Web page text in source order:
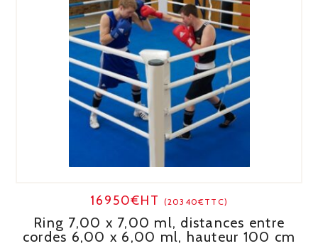
16950€HT (20340€TTC)
Ring 7,00 x 7,00 ml, distances entre
cordes 6,00 x 6,00 ml, hauteur 100 cm